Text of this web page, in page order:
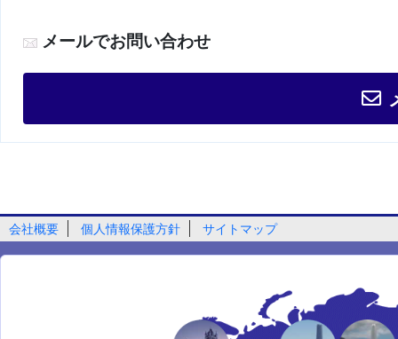
メールでお問い合わせ
会社概要 個人情報保護方針 サイトマップ